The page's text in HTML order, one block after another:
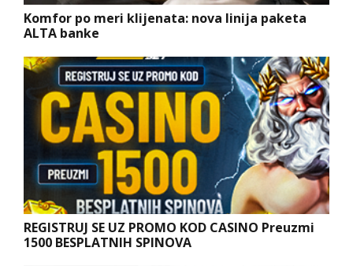
Komfor po meri klijenata: nova linija paketa
ALTA banke
REGISTRUJ SE UZ PROMO KOD CASINO Preuzmi
1500 BESPLATNIH SPINOVA